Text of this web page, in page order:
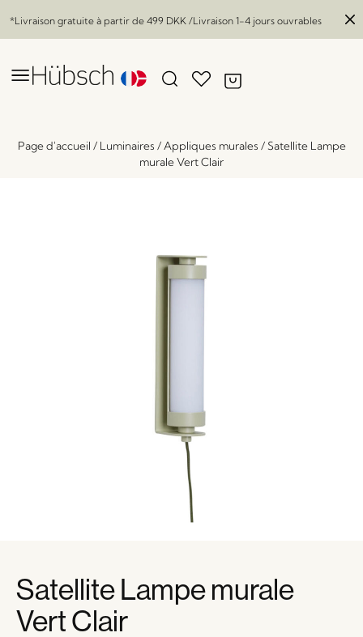
*Livraison gratuite à partir de 499 DKK /Livraison 1-4 jours ouvrables
Page d'accueil / Luminaires / Appliques murales / Satellite Lampe
murale Vert Clair
Satellite Lampe murale
Vert Clair